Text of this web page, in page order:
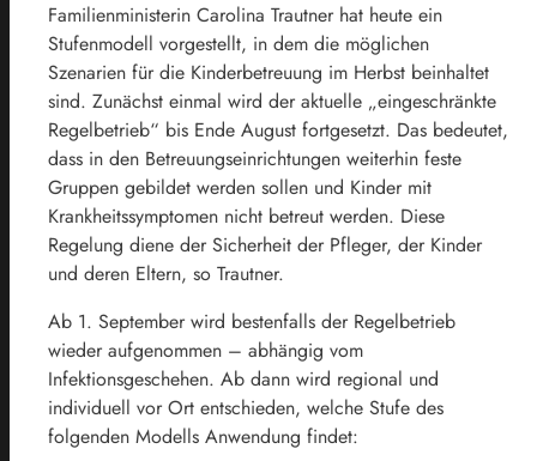
Familienministerin Carolina Trautner hat heute ein
Stufenmodell vorgestellt, in dem die möglichen
Szenarien für die Kinderbetreuung im Herbst beinhaltet
sind. Zunächst einmal wird der aktuelle „eingeschränkte
Regelbetrieb“ bis Ende August fortgesetzt. Das bedeutet,
dass in den Betreuungseinrichtungen weiterhin feste
Gruppen gebildet werden sollen und Kinder mit
Krankheitssymptomen nicht betreut werden. Diese
Regelung diene der Sicherheit der Pfleger, der Kinder
und deren Eltern, so Trautner.
Ab 1. September wird bestenfalls der Regelbetrieb
wieder aufgenommen – abhängig vom
Infektionsgeschehen. Ab dann wird regional und
individuell vor Ort entschieden, welche Stufe des
folgenden Modells Anwendung findet: